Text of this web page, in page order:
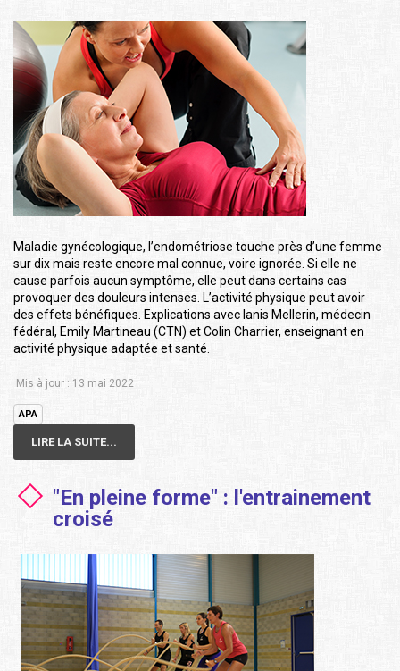
Maladie gynécologique, l’endométriose touche près d’une femme
sur dix mais reste encore mal connue, voire ignorée. Si elle ne
cause parfois aucun symptôme, elle peut dans certains cas
provoquer des douleurs intenses. L’activité physique peut avoir
des effets bénéfiques. Explications avec Ianis Mellerin, médecin
fédéral, Emily Martineau (CTN) et Colin Charrier, enseignant en
activité physique adaptée et santé.
Mis à jour : 13 mai 2022
APA
LIRE LA SUITE...
"En pleine forme" : l'entrainement
croisé